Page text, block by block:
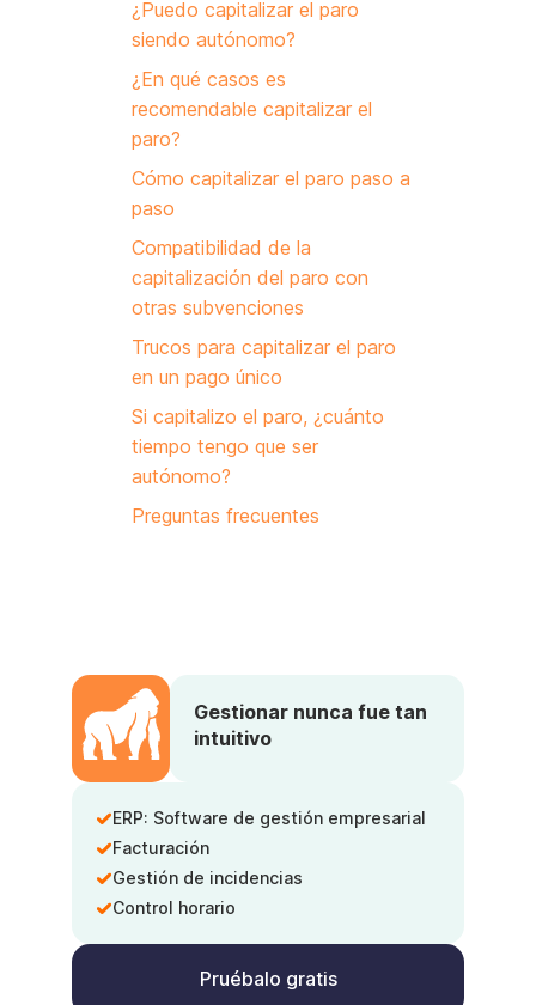
¿Puedo capitalizar el paro
siendo autónomo?
¿En qué casos es
recomendable capitalizar el
paro?
Cómo capitalizar el paro paso a
paso
Compatibilidad de la
capitalización del paro con
otras subvenciones
Trucos para capitalizar el paro
en un pago único
Si capitalizo el paro, ¿cuánto
tiempo tengo que ser
autónomo?
Preguntas frecuentes
Gestionar nunca fue tan
intuitivo
ERP: Software de gestión empresarial
Facturación
Gestión de incidencias
Control horario
Pruébalo gratis